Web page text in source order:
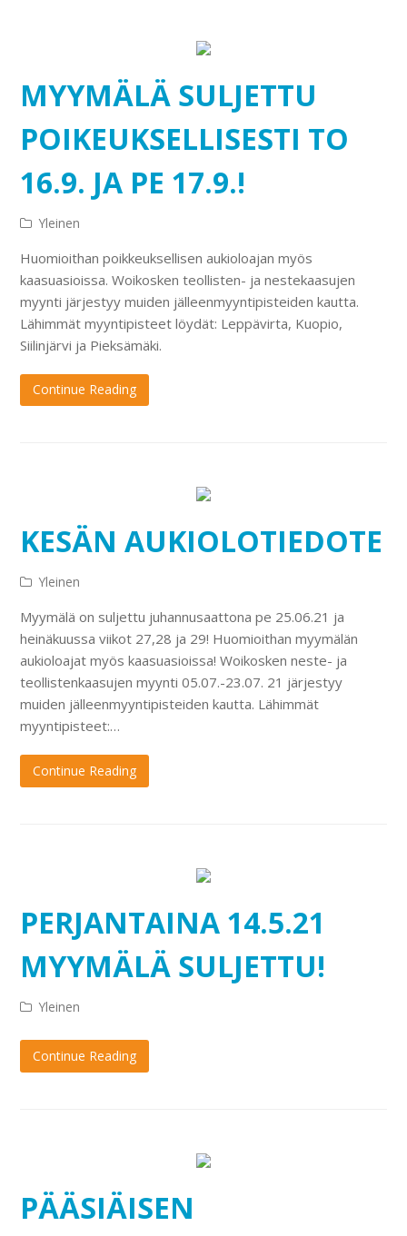
MYYMÄLÄ SULJETTU
POIKEUKSELLISESTI TO
16.9. JA PE 17.9.!
Yleinen
Huomioithan poikkeuksellisen aukioloajan myös
kaasuasioissa. Woikosken teollisten- ja nestekaasujen
myynti järjestyy muiden jälleenmyyntipisteiden kautta.
Lähimmät myyntipisteet löydät: Leppävirta, Kuopio,
Siilinjärvi ja Pieksämäki.
Continue Reading
KESÄN AUKIOLOTIEDOTE
Yleinen
Myymälä on suljettu juhannusaattona pe 25.06.21 ja
heinäkuussa viikot 27,28 ja 29! Huomioithan myymälän
aukioloajat myös kaasuasioissa! Woikosken neste- ja
teollistenkaasujen myynti 05.07.-23.07. 21 järjestyy
muiden jälleenmyyntipisteiden kautta. Lähimmät
myyntipisteet:…
Continue Reading
PERJANTAINA 14.5.21
MYYMÄLÄ SULJETTU!
Yleinen
Continue Reading
PÄÄSIÄISEN